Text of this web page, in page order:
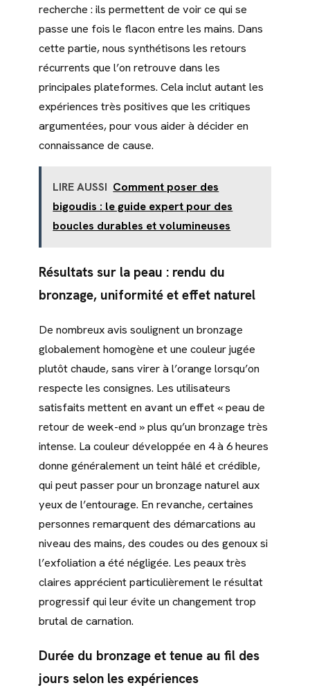
recherche : ils permettent de voir ce qui se
passe une fois le flacon entre les mains. Dans
cette partie, nous synthétisons les retours
récurrents que l’on retrouve dans les
principales plateformes. Cela inclut autant les
expériences très positives que les critiques
argumentées, pour vous aider à décider en
connaissance de cause.
LIRE AUSSI Comment poser des
bigoudis : le guide expert pour des
boucles durables et volumineuses
Résultats sur la peau : rendu du
bronzage, uniformité et effet naturel
De nombreux avis soulignent un bronzage
globalement homogène et une couleur jugée
plutôt chaude, sans virer à l’orange lorsqu’on
respecte les consignes. Les utilisateurs
satisfaits mettent en avant un effet « peau de
retour de week-end » plus qu’un bronzage très
intense. La couleur développée en 4 à 6 heures
donne généralement un teint hâlé et crédible,
qui peut passer pour un bronzage naturel aux
yeux de l’entourage. En revanche, certaines
personnes remarquent des démarcations au
niveau des mains, des coudes ou des genoux si
l’exfoliation a été négligée. Les peaux très
claires apprécient particulièrement le résultat
progressif qui leur évite un changement trop
brutal de carnation.
Durée du bronzage et tenue au fil des
jours selon les expériences